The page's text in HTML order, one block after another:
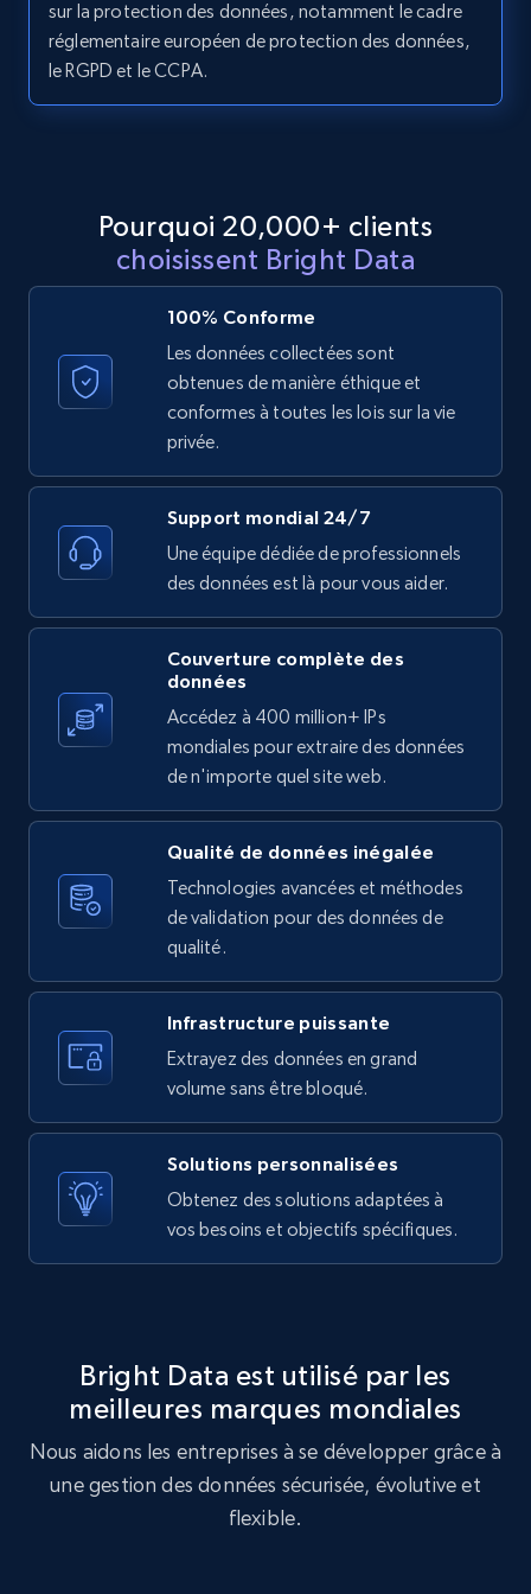
11.3K+ 1.5K+ Essai gratuit
LinkedIn posts - Discover new posts
company URL
URL, ID, User id, Use url, Title, Headline, Post
text, Date posted, and more.
11.3K+ 1.5K+ Essai gratuit
X (formerly Twitter) - Posts
ID, User posted, Name, Description, Date
posted, Photos, URL, Quoted post, and more.
1.2K+
X (formerly Twitter) - Posts - Collecting
Twitter posts URLs
posted, Photos, URL, Quoted post, and more.
10.4K+ 1.2K+ Essai gratuit
X (formerly Twitter) - Posts - Getting x
posts by array of profiles
ID, User posted, Name, Description, Date
posted, Photos, URL, Quoted post, and more.
TikTok - Profiles
Account id, Nickname, Biography, Awg
engagement rate, Comment engagement rate,
sur la protection des données, notamment le cadre
réglementaire européen de protection des données,
le RGPD et le CCPA.
Pourquoi 20,000+ clients
choisissent Bright Data
100% Conforme
Les données collectées sont
obtenues de manière éthique et
conformes à toutes les lois sur la vie
privée.
Support mondial 24/7
Une équipe dédiée de professionnels
des données est là pour vous aider.
Couverture complète des
données
Accédez à 400 million+ IPs
mondiales pour extraire des données
de n'importe quel site web.
Qualité de données inégalée
Technologies avancées et méthodes
de validation pour des données de
qualité.
Infrastructure puissante
Extrayez des données en grand
volume sans être bloqué.
Solutions personnalisées
Obtenez des solutions adaptées à
vos besoins et objectifs spécifiques.
Bright Data est utilisé par les
meilleures marques mondiales
Nous aidons les entreprises à se développer grâce à
une gestion des données sécurisée, évolutive et
flexible.